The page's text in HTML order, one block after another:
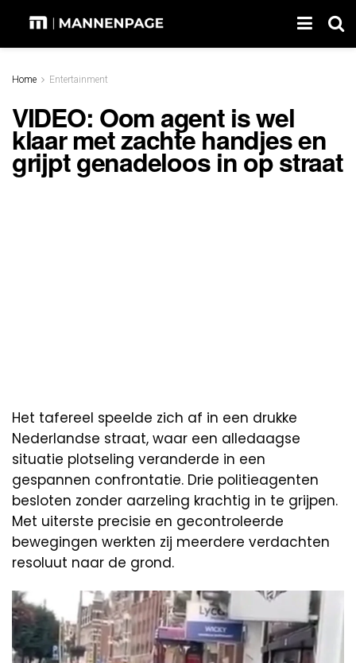
Home Entertainment
VIDEO: Oom agent is wel
klaar met zachte handjes en
grijpt genadeloos in op straat
Het tafereel speelde zich af in een drukke
Nederlandse straat, waar een alledaagse
situatie plotseling veranderde in een
gespannen confrontatie. Drie politieagenten
besloten zonder aarzeling krachtig in te grijpen.
Met uiterste precisie en gecontroleerde
bewegingen werkten zij meerdere verdachten
resoluut naar de grond.